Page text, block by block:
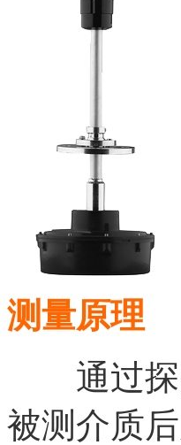
测量原理
通过探
被测介质